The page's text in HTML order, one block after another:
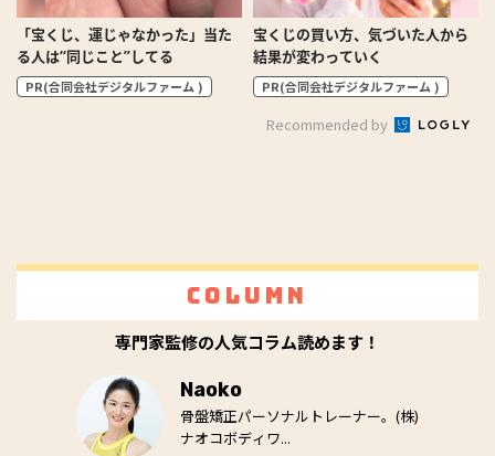
「宝くじ、運じゃなかった」当た
る人は“同じこと”してる
PR(合同会社デジタルファーム )
宝くじの買い方、気づいた人から
結果が変わっていく
PR(合同会社デジタルファーム )
Recommended by
Column
専門家監修の人気コラム読めます！
Naoko
骨盤矯正パーソナルトレーナー。(株)
ナオコボディワ...